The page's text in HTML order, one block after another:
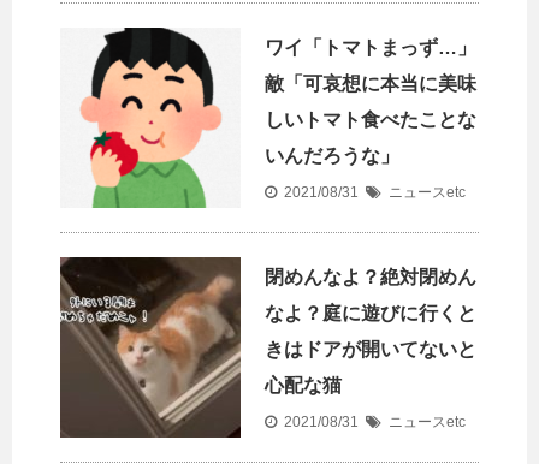
ワイ「トマトまっず…」
敵「可哀想に本当に美味
しいトマト食べたことな
いんだろうな」
2021/08/31 ニュースetc
閉めんなよ？絶対閉めん
なよ？庭に遊びに行くと
きはドアが開いてないと
心配な猫
2021/08/31 ニュースetc